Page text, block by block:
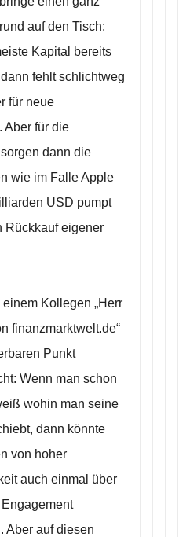
auf den Tisch:
Kapital bereits
fehlt schlichtweg
für neue
Aber für die
dann die
wie im Falle Apple
USD pumpt
Rückkauf eigener
einem Kollegen „Herr
finanzmarktwelt.de“
Punkt
Wenn man schon
wohin man seine
dann könnte
von hoher
auch einmal über
Aber auf diesen